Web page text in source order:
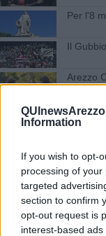
Information
If you wish to opt-
processing of
targeted
section to confirm
opt-out request is
interest-based
Per l'8
Il
Arezzo
Immersi
Proxima
Omero